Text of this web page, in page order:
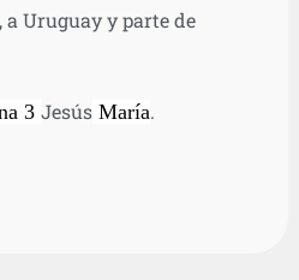
a Uruguay y parte de
3 JesúsMaría.